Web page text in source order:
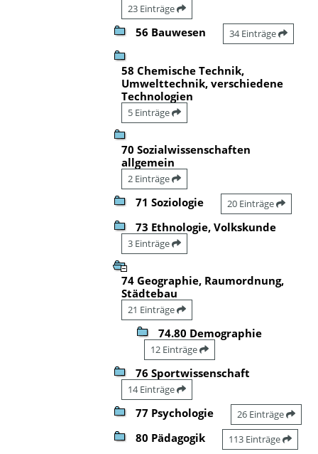
23 Einträge
56 Bauwesen 34 Einträge
58 Chemische Technik,
Umwelttechnik, verschiedene
Technologien
5 Einträge
70 Sozialwissenschaften
allgemein
2 Einträge
71 Soziologie 20 Einträge
73 Ethnologie, Volkskunde
3 Einträge
74 Geographie, Raumordnung,
Städtebau
21 Einträge
74.80 Demographie
12 Einträge
76 Sportwissenschaft
14 Einträge
77 Psychologie 26 Einträge
80 Pädagogik 113 Einträge